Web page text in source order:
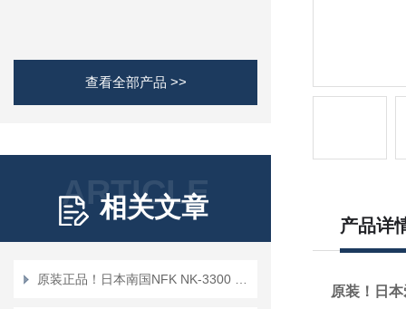
查看全部产品 >>
ARTICLE
相关文章
产品详
原装！日